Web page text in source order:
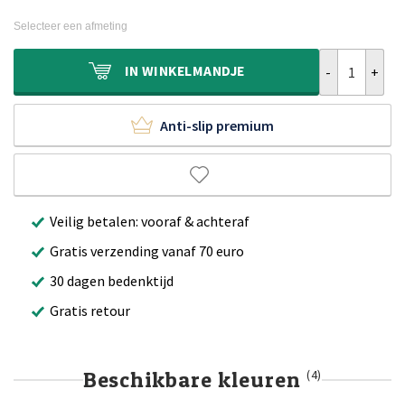
Selecteer een afmeting
IN WINKELMANDJE
Anti-slip premium
Veilig betalen: vooraf & achteraf
Gratis verzending vanaf 70 euro
30 dagen bedenktijd
Gratis retour
Beschikbare kleuren (4)